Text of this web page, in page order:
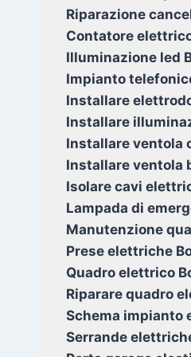
Riparazione
Contatore
Illuminazione led
Impianto
Installare
Installare
Installare ventola
Installare ventola
Isolare cavi
Lampada di
Manutenzione
Prese elettriche
Quadro elettrico
Riparare quadro
Schema impianto
Serrande